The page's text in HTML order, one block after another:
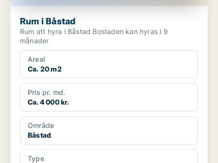
Rum i Båstad
Rum att hyra i Båstad Bostaden kan hyras i 9
månader
Areal
Ca. 20 m2
Pris pr. md.
Ca. 4 000 kr.
Område
Båstad
Type